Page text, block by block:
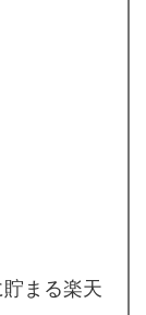
まる楽天